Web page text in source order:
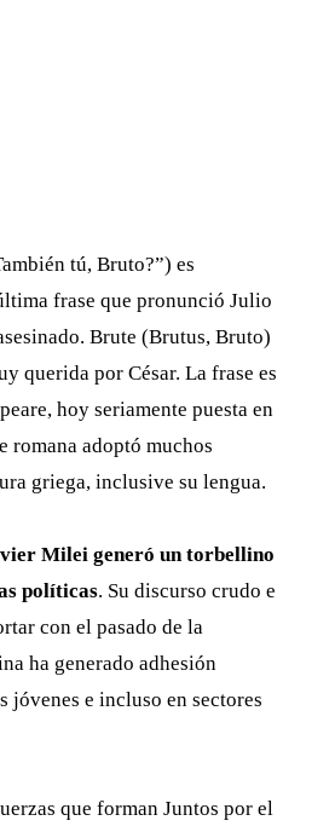
tú, Bruto?”) es
frase que pronunció Julio
Brute (Brutus, Bruto)
querida por César. La frase es
hoy seriamente puesta en
romana adoptó muchos
griega, inclusive su lengua.
Milei generó un torbellino
políticas. Su discurso crudo e
con el pasado de la
ha generado adhesión
jóvenes e incluso en sectores
que forman Juntos por el